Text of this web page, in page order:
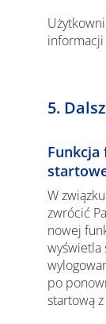
5.
W
zwrócić
nowej
wyświetla
po
startową